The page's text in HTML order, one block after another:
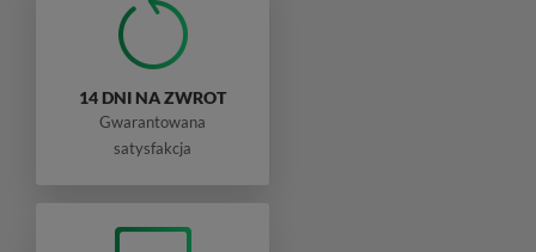
14 DNI NA ZWROT
Gwarantowana
satysfakcja